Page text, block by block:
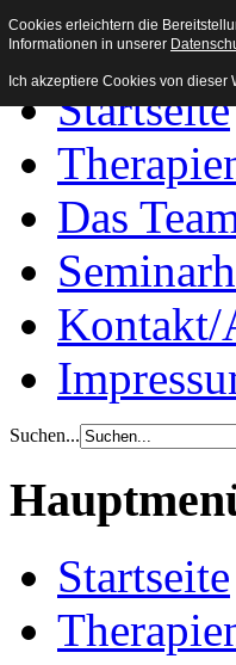
Heilpraxis
Startseite
Das
Kontakt/
Suchen...
Startseite
Cookies erleichtern die
Informationen in unserer
Ich akzeptiere Cookies von dieser